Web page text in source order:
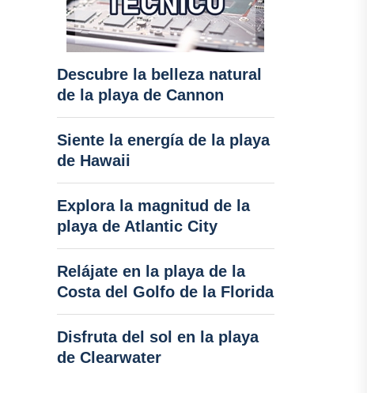
Descubre la belleza natural
de la playa de Cannon
Siente la energía de la playa
de Hawaii
Explora la magnitud de la
playa de Atlantic City
Relájate en la playa de la
Costa del Golfo de la Florida
Disfruta del sol en la playa
de Clearwater